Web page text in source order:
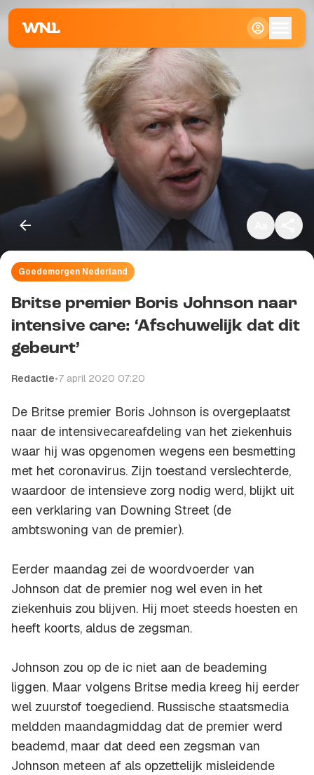
Klein
Goedemorgen Nederland
Britse premier Boris Johnson naar
intensive care: ‘Afschuwelijk dat dit
gebeurt’
Redactie•7 april 2020 07:20
De Britse premier Boris Johnson is overgeplaatst
naar de intensivecareafdeling van het ziekenhuis
waar hij was opgenomen wegens een besmetting
met het coronavirus. Zijn toestand verslechterde,
waardoor de intensieve zorg nodig werd, blijkt uit
een verklaring van Downing Street (de
ambtswoning van de premier).
Eerder maandag zei de woordvoerder van
Johnson dat de premier nog wel even in het
ziekenhuis zou blijven. Hij moet steeds hoesten en
heeft koorts, aldus de zegsman.
Johnson zou op de ic niet aan de beademing
liggen. Maar volgens Britse media kreeg hij eerder
wel zuurstof toegediend. Russische staatsmedia
meldden maandagmiddag dat de premier werd
beademd, maar dat deed een zegsman van
Johnson meteen af als opzettelijk misleidende